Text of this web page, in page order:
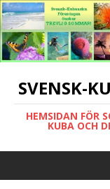
SVENSK-
HEMSIDAN FÖR
KUBA OCH